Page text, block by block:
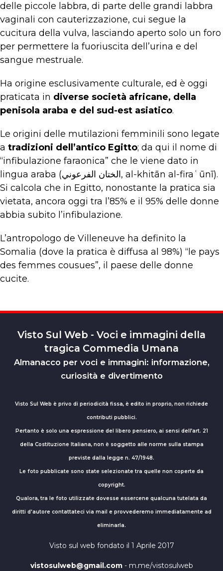
delle piccole labbra, di parte delle grandi labbra
vaginali con cauterizzazione, cui segue la
cucitura della vulva, lasciando aperto solo un foro
per permettere la fuoriuscita dell’urina e del
sangue mestruale.
Ha origine esclusivamente culturale, ed è oggi
praticata in diverse società africane, della
penisola araba e del sud-est asiatico.
Le origini delle mutilazioni femminili sono legate
a tradizioni dell’antico Egitto; da qui il nome di
“infibulazione faraonica” che le viene dato in
lingua araba (الختان الفرعوني, al-khitān al-firaʿūnī).
Si calcola che in Egitto, nonostante la pratica sia
vietata, ancora oggi tra l’85% e il 95% delle donne
abbia subito l’infibulazione.
L’antropologo de Villeneuve ha definito la
Somalia (dove la pratica è diffusa al 98%) “le pays
des femmes cousues”, il paese delle donne
cucite.
Visto Sul Web - Voci e immagini della
tragica Commedia Umana
Almanacco per voci e immagini: informazione,
curiosità e divertimento
Visto Sul Web è privo di periodicità fissa, è edito in proprio, non richiede
contributi pubblici.
Pertanto è solo una espressione del libero pensiero, ai sensi dell’art. 21
della Costituzione Italiana, non è soggetto alle norme sulla stampa
previste dalla legge n. 47/1948.
Le foto pubblicate sono state selezionate tra quelle non coperte da
copyright.
Qualora, tra le foto utilizzate dovesse essercene qualcuna tutelata da
diritti d'autore contattateci via mail e provvederemo immediatamente ad
eliminarla.
Visto sul web fondato il 1 Aprile 2017
vistosulweb@gmail.com- m.me/vistosulweb